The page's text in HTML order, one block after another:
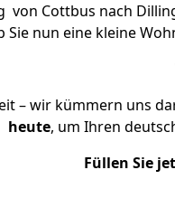
von Cottbus nach
Sie nun eine kleine
– wir kümmern uns
heute, um Ihren
Füllen Sie